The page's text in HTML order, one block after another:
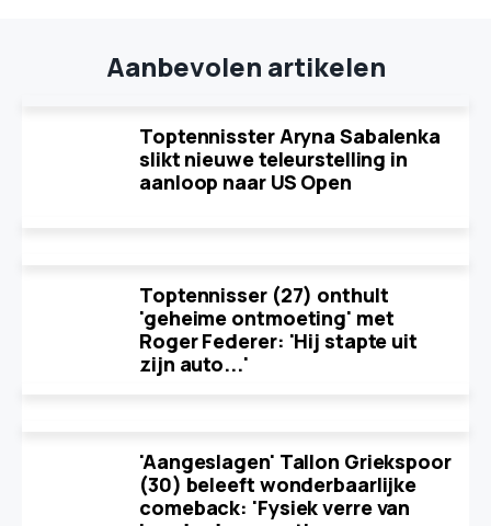
Aanbevolen artikelen
Toptennisster Aryna Sabalenka
slikt nieuwe teleurstelling in
aanloop naar US Open
Toptennisser (27) onthult
'geheime ontmoeting' met
Roger Federer: 'Hij stapte uit
zijn auto...'
'Aangeslagen' Tallon Griekspoor
(30) beleeft wonderbaarlijke
comeback: 'Fysiek verre van